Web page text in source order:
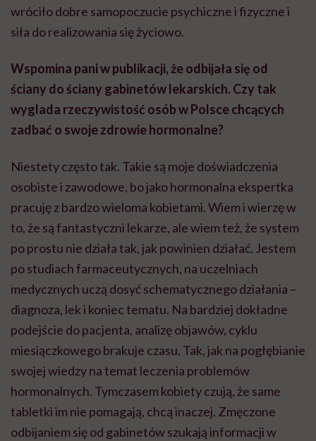
wróciło dobre samopoczucie psychiczne i fizyczne i
siła do realizowania się życiowo.
Wspomina pani w publikacji, że odbijała się od
ściany do ściany gabinetów lekarskich. Czy tak
wyglada rzeczywistość osób w Polsce chcących
zadbać o swoje zdrowie hormonalne?
Niestety często tak. Takie są moje doświadczenia
osobiste i zawodowe, bo jako hormonalna ekspertka
pracuję z bardzo wieloma kobietami. Wiem i wierzę w
to, że są fantastyczni lekarze, ale wiem też, że system
po prostu nie działa tak, jak powinien działać. Jestem
po studiach farmaceutycznych, na uczelniach
medycznych uczą dosyć schematycznego działania –
diagnoza, lek i koniec tematu. Na bardziej dokładne
podejście do pacjenta, analizę objawów, cyklu
miesiączkowego brakuje czasu. Tak, jak na pogłębianie
swojej wiedzy na temat leczenia problemów
hormonalnych. Tymczasem kobiety czują, że same
tabletki im nie pomagają, chcą inaczej. Zmęczone
odbijaniem się od gabinetów szukają informacji w